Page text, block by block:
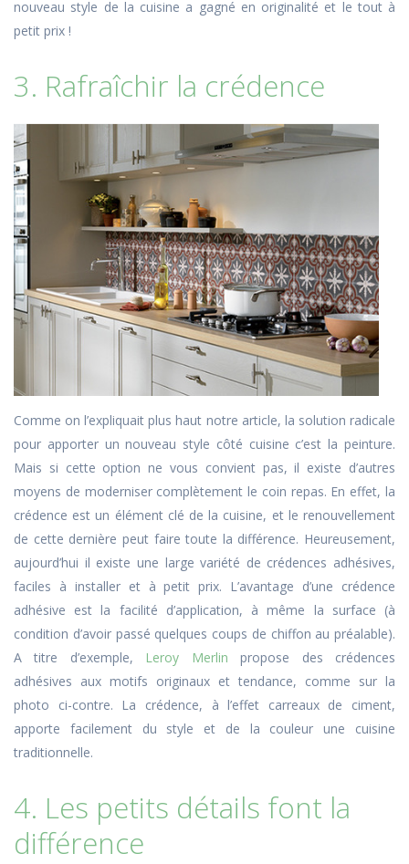
nouveau style de la cuisine a gagné en originalité et le tout à
petit prix !
3. Rafraîchir la crédence
Comme on l’expliquait plus haut notre article, la solution radicale
pour apporter un nouveau style côté cuisine c’est la peinture.
Mais si cette option ne vous convient pas, il existe d’autres
moyens de moderniser complètement le coin repas. En effet, la
crédence est un élément clé de la cuisine, et le renouvellement
de cette dernière peut faire toute la différence. Heureusement,
aujourd’hui il existe une large variété de crédences adhésives,
faciles à installer et à petit prix. L’avantage d’une crédence
adhésive est la facilité d’application, à même la surface (à
condition d’avoir passé quelques coups de chiffon au préalable).
A titre d’exemple, Leroy Merlin propose des crédences
adhésives aux motifs originaux et tendance, comme sur la
photo ci-contre. La crédence, à l’effet carreaux de ciment,
apporte facilement du style et de la couleur une cuisine
traditionnelle.
4. Les petits détails font la
différence